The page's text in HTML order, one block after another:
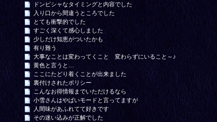
ドンピシャなタイミングと内容でした
入り口から間違うところでした
とても衝撃的でした
すごく深くて感心しました
少しだけ知恵がついたかも
有り難う
大事なことは変わってくこと 変わらずにいること～♪
黄色と言うと…
ここにたどり着くことが出来ました
裏付けされたポリシー
こんなお得情報までいただけるなら
小雪さんはやばいモードと言ってますが
人間味があふれてて好きです
その迷い込みが正解でした